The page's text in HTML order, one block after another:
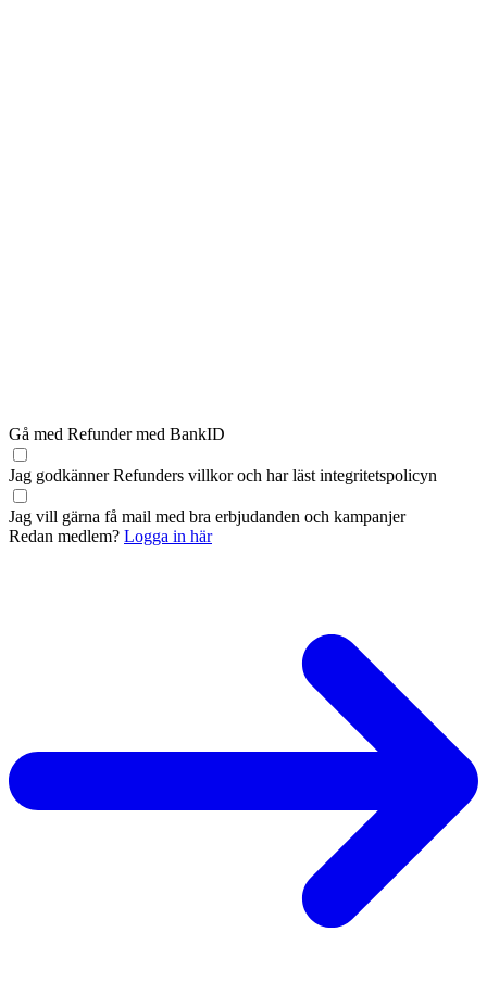
Gå med Refunder med BankID
Jag godkänner Refunders villkoroch har läst integritetspolicyn
Jag vill gärna få mail med bra erbjudanden och kampanjer
Redan medlem? Logga in här